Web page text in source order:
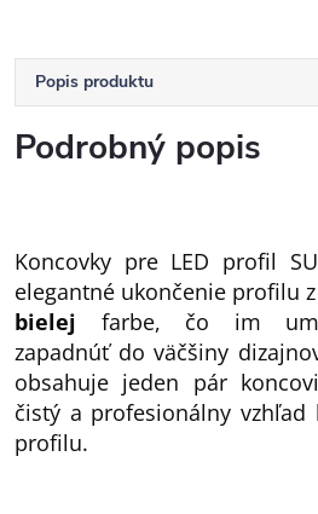
Popis produktu
Podrobný popis
Koncovky pre LED profil
elegantné ukončenie profilu
bielej farbe, čo im
zapadnúť do väčšiny
obsahuje jeden pár
čistý a profesionálny vzhľad
profilu.